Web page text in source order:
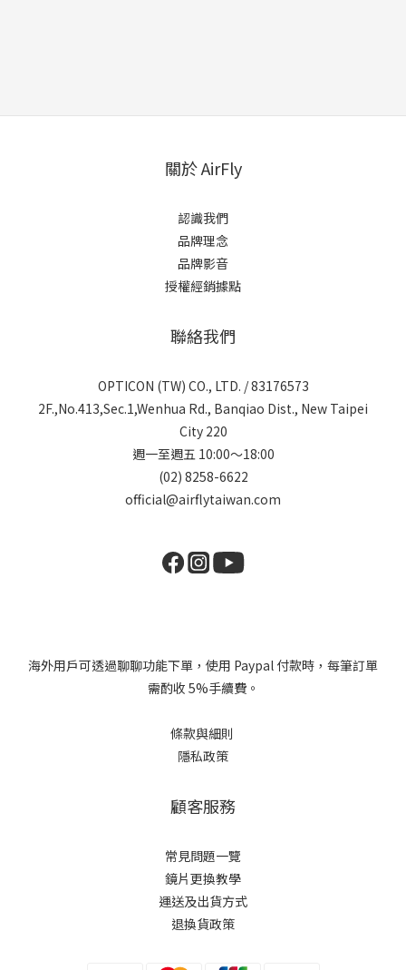
關於 AirFly
認識我們
品牌理念
品牌影音
授權經銷據點
聯絡我們
OPTICON (TW) CO., LTD. / 83176573
2F.,No.413,Sec.1,Wenhua Rd., Banqiao Dist., New Taipei
City 220
週一至週五 10:00～18:00
(02) 8258-6622
official@airflytaiwan.com
海外用戶可透過聊聊功能下單，使用 Paypal 付款時，每筆訂單
需酌收 5%手續費。
條款與細則
隱私政策
顧客服務
常見問題一覽
鏡片更換教學​
運送及出貨方式
退換貨政策